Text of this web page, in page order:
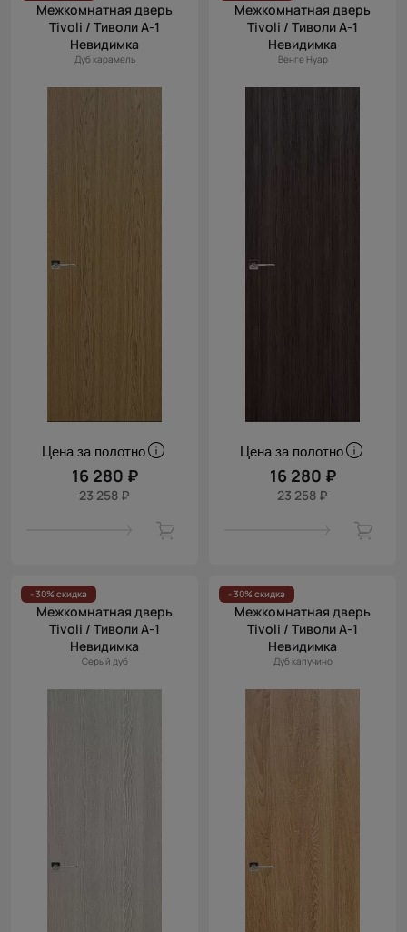
Межкомнатная дверь
Tivoli / Тиволи А-1
Невидимка
Дуб карамель
Цена за полотно
16 280 ₽
23 258 ₽
Межкомнатная дверь
Tivoli / Тиволи А-1
Невидимка
Венге Нуар
Цена за полотно
16 280 ₽
23 258 ₽
- 30% скидка
Межкомнатная дверь
Tivoli / Тиволи А-1
Невидимка
Серый дуб
- 30% скидка
Межкомнатная дверь
Tivoli / Тиволи А-1
Невидимка
Дуб капучино